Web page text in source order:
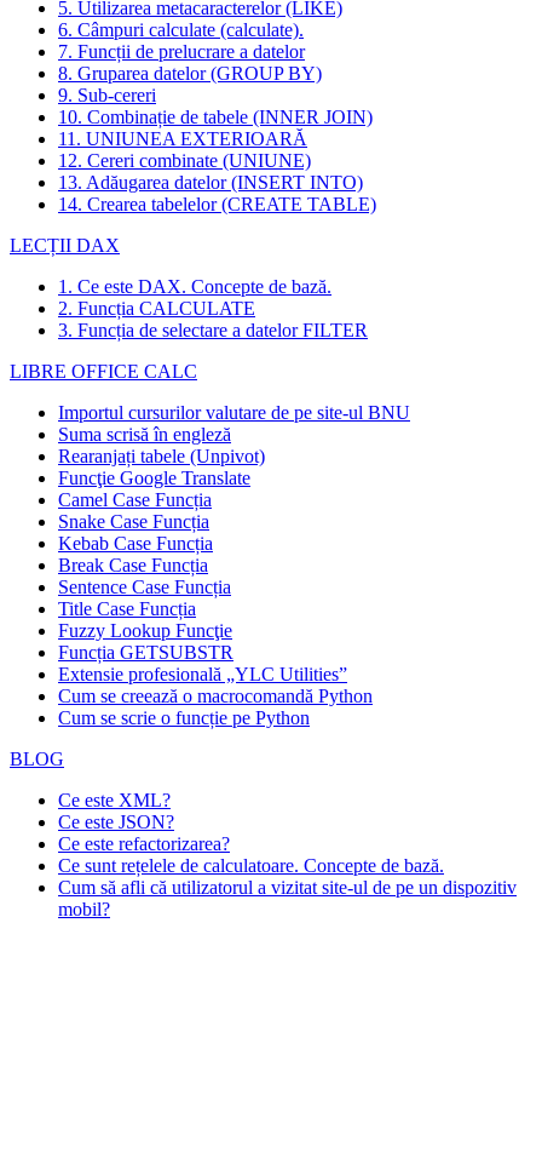
5. Utilizarea metacaracterelor (LIKE)
6. Câmpuri calculate (calculate).
7. Funcții de prelucrare a datelor
8. Gruparea datelor (GROUP BY)
9. Sub-cereri
10. Combinație de tabele (INNER JOIN)
11. UNIUNEA EXTERIOARĂ
12. Cereri combinate (UNIUNE)
13. Adăugarea datelor (INSERT INTO)
14. Crearea tabelelor (CREATE TABLE)
LECȚII DAX
1. Ce este DAX. Concepte de bază.
2. Funcția CALCULATE
3. Funcția de selectare a datelor FILTER
LIBRE OFFICE CALC
Importul cursurilor valutare de pe site-ul BNU
Suma scrisă în engleză
Rearanjați tabele (Unpivot)
Funcţie Google Translate
Camel Case Funcția
Snake Case Funcția
Kebab Case Funcția
Break Case Funcția
Sentence Case Funcția
Title Case Funcția
Fuzzy Lookup Funcţie
Funcția GETSUBSTR
Extensie profesională „YLC Utilities”
Cum se creează o macrocomandă Python
Cum se scrie o funcție pe Python
BLOG
Ce este XML?
Ce este JSON?
Ce este refactorizarea?
Ce sunt rețelele de calculatoare. Concepte de bază.
Cum să afli că utilizatorul a vizitat site-ul de pe un dispozitiv
mobil?